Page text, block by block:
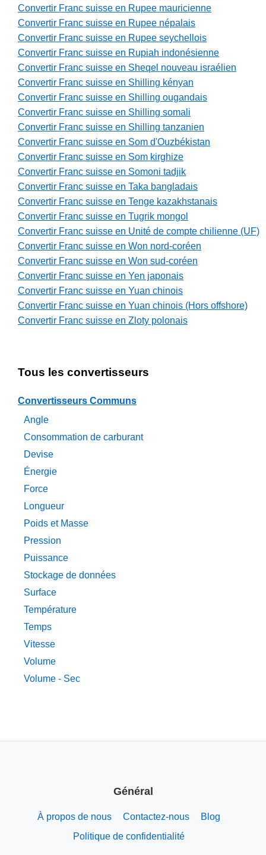
Convertir Franc suisse en Rupee mauricienne
Convertir Franc suisse en Rupee népalais
Convertir Franc suisse en Rupee seychellois
Convertir Franc suisse en Rupiah indonésienne
Convertir Franc suisse en Sheqel nouveau israélien
Convertir Franc suisse en Shilling kényan
Convertir Franc suisse en Shilling ougandais
Convertir Franc suisse en Shilling somali
Convertir Franc suisse en Shilling tanzanien
Convertir Franc suisse en Som d'Ouzbékistan
Convertir Franc suisse en Som kirghize
Convertir Franc suisse en Somoni tadjik
Convertir Franc suisse en Taka bangladais
Convertir Franc suisse en Tenge kazakhstanais
Convertir Franc suisse en Tugrik mongol
Convertir Franc suisse en Unité de compte chilienne (UF)
Convertir Franc suisse en Won nord-coréen
Convertir Franc suisse en Won sud-coréen
Convertir Franc suisse en Yen japonais
Convertir Franc suisse en Yuan chinois
Convertir Franc suisse en Yuan chinois (Hors offshore)
Convertir Franc suisse en Zloty polonais
Tous les convertisseurs
Convertisseurs Communs
Angle
Consommation de carburant
Devise
Énergie
Force
Longueur
Poids et Masse
Pression
Puissance
Stockage de données
Surface
Température
Temps
Vitesse
Volume
Volume - Sec
Général
À propos de nous Contactez-nous
Blog
Politique de confidentialité